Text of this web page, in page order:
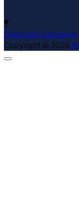
Dirección Carrera 8
Copyright © 2026